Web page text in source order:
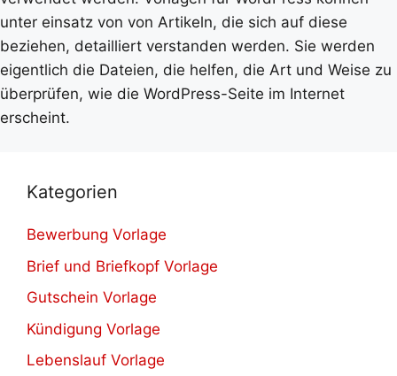
unter einsatz von von Artikeln, die sich auf diese
beziehen, detailliert verstanden werden. Sie werden
eigentlich die Dateien, die helfen, die Art und Weise zu
überprüfen, wie die WordPress-Seite im Internet
erscheint.
Kategorien
Bewerbung Vorlage
Brief und Briefkopf Vorlage
Gutschein Vorlage
Kündigung Vorlage
Lebenslauf Vorlage